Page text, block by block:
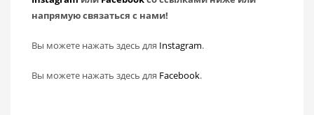
напрямую связаться с нами!
Вы можете нажать здесь для Instagram.
Вы можете нажать здесь для Facebook.